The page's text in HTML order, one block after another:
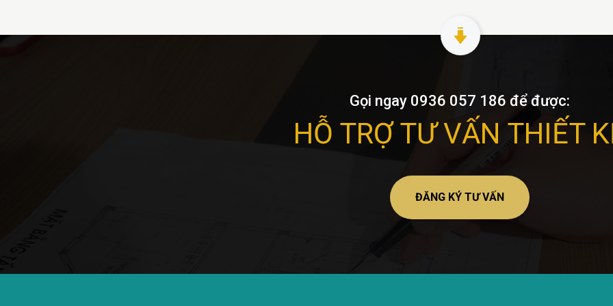
Gọi ngay 0936 057 186 để được:
HỖ TRỢ TƯ VẤN THIẾT
ĐĂNG KÝ TƯ VẤN